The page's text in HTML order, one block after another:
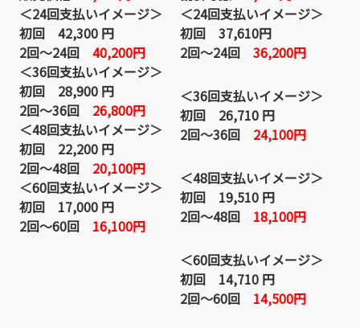
＜24回支払いイメージ＞
初回 42,300 円
2回～24回 40,200円
＜36回支払いイメージ＞
初回 28,900 円
2回～36回 26,800円
＜48回支払いイメージ＞
初回 22,200 円
2回～48回 20,100円
＜60回支払いイメージ＞
初回 17,000 円
2回～60回 16,100円
＜24回支払いイメージ＞
初回 37,610円
2回～24回 36,200円
＜36回支払いイメージ＞
初回 26,710 円
2回～36回 24,100円
＜48回支払いイメージ＞
初回 19,510 円
2回～48回 18,100円
＜60回支払いイメージ＞
初回 14,710 円
2回～60回 14,500円